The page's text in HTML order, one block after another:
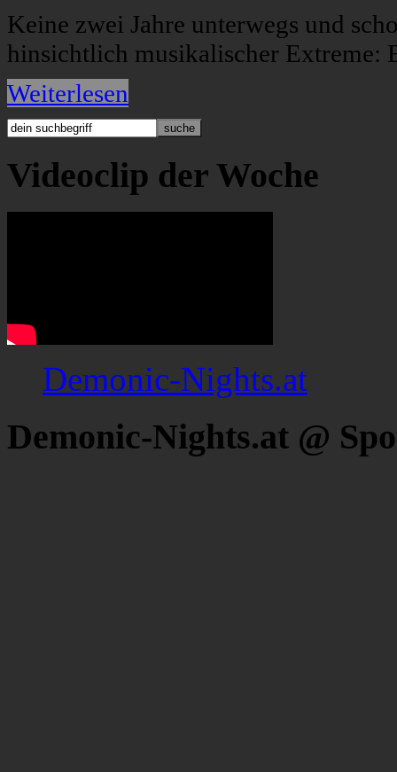
Keine zwei Jahre unterwegs und
hinsichtlich musikalischer Extreme:
Weiterlesen
Videoclip der Woche
Demonic-Nights.at
Demonic-Nights.at @